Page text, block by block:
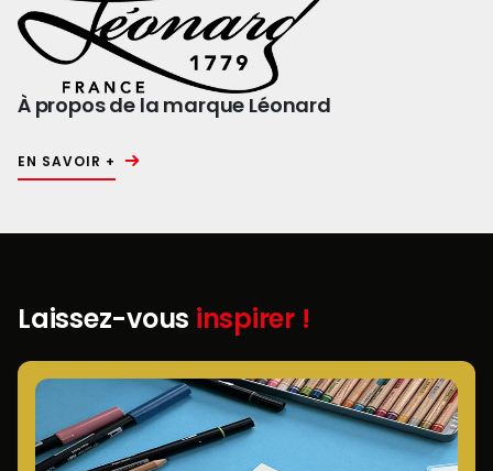
À propos de la marque Léonard
EN SAVOIR +
Laissez-vous inspirer !